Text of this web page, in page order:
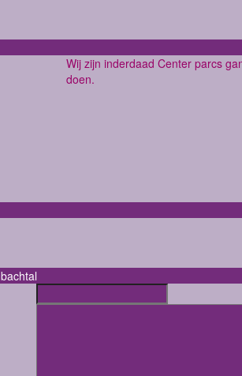
Wij zijn inderdaad Center parcs
doen.